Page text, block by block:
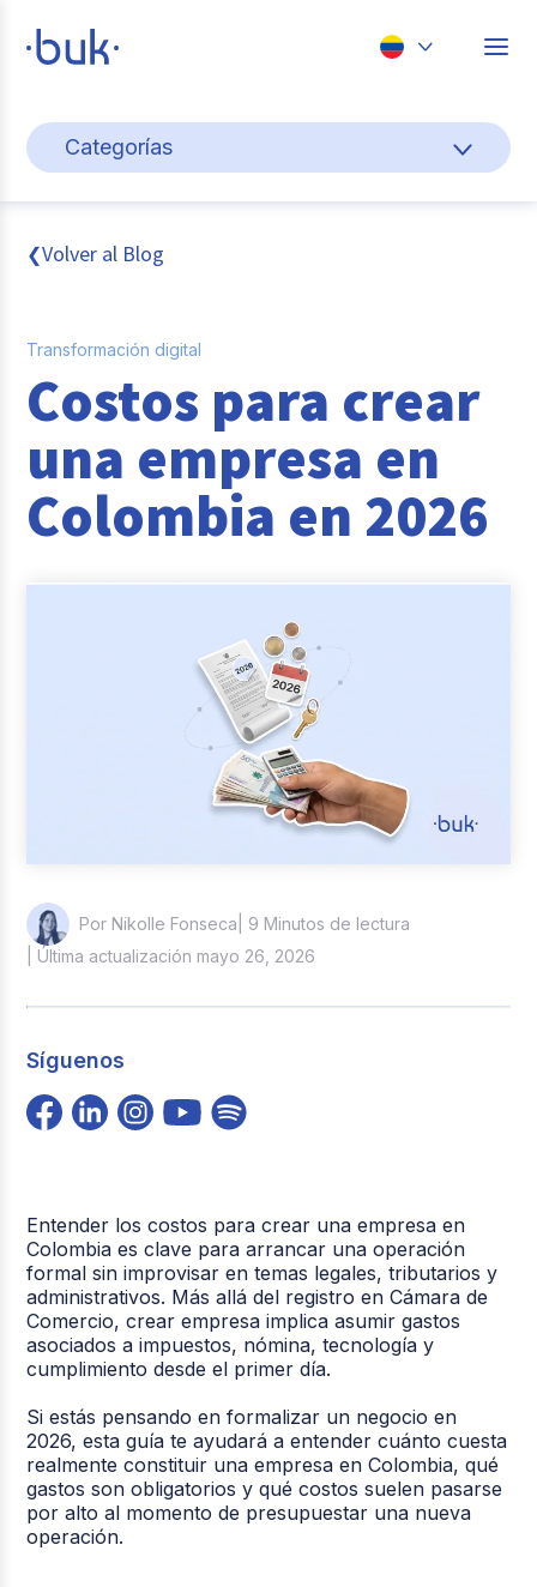
Perú
Categorías
Cultura y bienestar laboral
Gestión de personas
Pago de nómina
Buk
Transformación digital
Tendencias y Data
Columna del Experto
❮Volver al Blog
Transformación digital
Costos para crear
una empresa en
Colombia en 2026
Por Nikolle Fonseca | 9 Minutos de lectura
| Última actualización mayo 26, 2026
Síguenos
Entender los costos para crear una empresa en
Colombia es clave para arrancar una operación
formal sin improvisar en temas legales, tributarios y
administrativos. Más allá del registro en Cámara de
Comercio, crear empresa implica asumir gastos
asociados a impuestos, nómina, tecnología y
cumplimiento desde el primer día.
Si estás pensando en formalizar un negocio en
2026, esta guía te ayudará a entender cuánto cuesta
realmente constituir una empresa en Colombia, qué
gastos son obligatorios y qué costos suelen pasarse
por alto al momento de presupuestar una nueva
operación.